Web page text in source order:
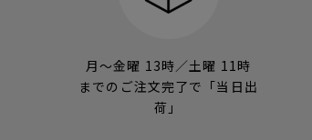
月～金曜 13時／土曜 11時
までのご注文完了で「当日出
荷」